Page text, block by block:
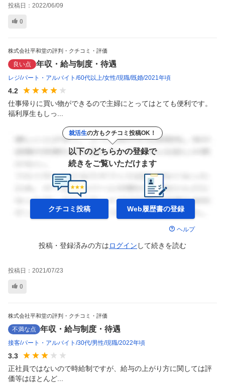
投稿日： 2022/06/09
0
株式会社平和堂の評判・クチコミ・評価
良い点 年収・給与制度・待遇
レジ パート・アルバイト 60代以上 女性 現職 既婚 2021年頃
4.2
仕事帰りに買い物ができるので主婦にとってはとても便利です。
福利厚生もしっ...
就活生の方もクチコミ投稿OK！
以下のどちらかの登録で
続きをご覧いただけます
クチコミ投稿 Web履歴書の登録
ヘルプ
投稿・登録済みの方はログイン して続きを読む
投稿日： 2021/07/23
0
株式会社平和堂の評判・クチコミ・評価
不満な点 年収・給与制度・待遇
接客 パート・アルバイト 30代 男性 現職 2022年頃
3.3
正社員ではないので時給制ですが、給与の上がり方に関しては評
価等はほとんど...